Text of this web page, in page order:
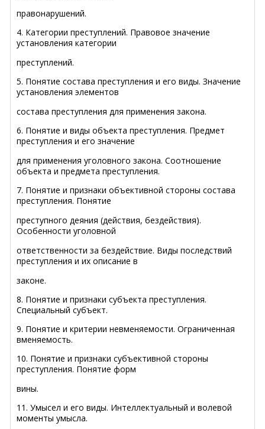
правонарушений.
4. Категории преступлений. Правовое значение
установления категории
преступлений.
5. Понятие состава преступления и его виды. Значение
установления элементов
состава преступления для применения закона.
6. Понятие и виды объекта преступления. Предмет
преступления и его значение
для применения уголовного закона. Соотношение
объекта и предмета преступления.
7. Понятие и признаки объективной стороны состава
преступления. Понятие
преступного деяния (действия, бездействия).
Особенности уголовной
ответственности за бездействие. Виды последствий
преступления и их описание в
законе.
8. Понятие и признаки субъекта преступления.
Специальный субъект.
9. Понятие и критерии невменяемости. Ограниченная
вменяемость.
10. Понятие и признаки субъективной стороны
преступления. Понятие форм
вины.
11. Умысел и его виды. Интеллектуальный и волевой
моменты умысла.